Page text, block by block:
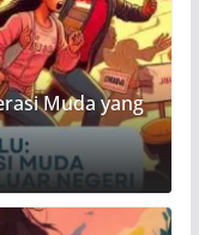
Muda yang